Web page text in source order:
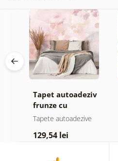
Tapet autoadeziv
frunze cu
atingere
Tapete autoadezive
129,54 lei